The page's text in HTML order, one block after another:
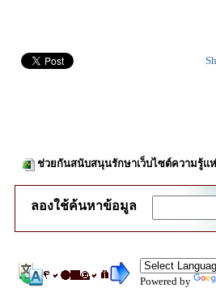
ช่วยกันสนับสนุนรักษาเว็บไซต์ความรู้แ
ลองใช้ค้นหาข้อมูล
Powered by